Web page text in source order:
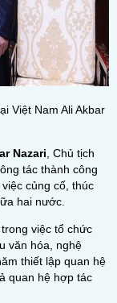
Việt Nam Ali Akbar
Nazari , Chủ tịch
tác thành công
củng cố, thúc
hai nước.
việc tổ chức
văn hóa, nghệ
thiết lập quan hệ
quan hệ hợp tác